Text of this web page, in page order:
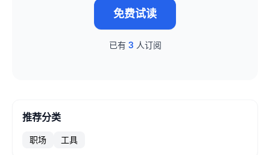
免费试读
已有 3 人订阅
推荐分类
职场 工具